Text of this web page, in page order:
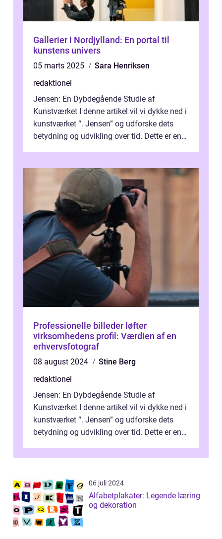
Gallerier i Nordjylland: En portal til
kunstens univers
05 marts 2025
Sara Henriksen
redaktionel
Jensen: En Dybdegående Studie af
Kunstværket I denne artikel vil vi dykke ned i
kunstværket “. Jensen” og udforske dets
betydning og udvikling over tid. Dette er en
Professionelle billeder løfter
virksomhedens profil: Værdien af en
erhvervsfotograf
08 august 2024
Stine Berg
redaktionel
Jensen: En Dybdegående Studie af
Kunstværket I denne artikel vil vi dykke ned i
kunstværket “. Jensen” og udforske dets
betydning og udvikling over tid. Dette er en
06 juli 2024
Alfabetplakater: Legende læring
og dekoration